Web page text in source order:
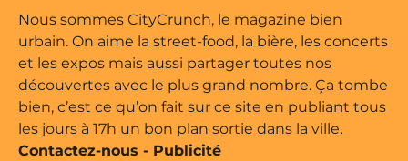
par Buena Onda Web •
Nous sommes CityCrunch, le magazine bien
urbain. On aime la street-food, la bière, les concerts
et les expos mais aussi partager toutes nos
découvertes avec le plus grand nombre. Ça tombe
bien, c’est ce qu’on fait sur ce site en publiant tous
les jours à 17h un bon plan sortie dans la ville.
Contactez-nous - Publicité